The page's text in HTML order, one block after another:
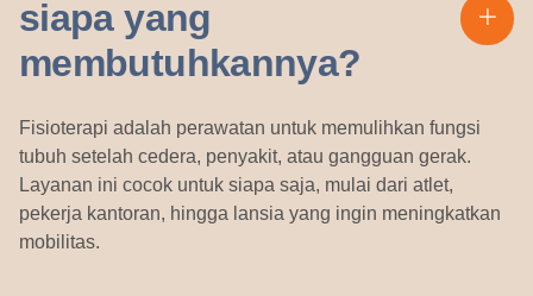
siapa yang
membutuhkannya?
Fisioterapi adalah perawatan untuk memulihkan fungsi
tubuh setelah cedera, penyakit, atau gangguan gerak.
Layanan ini cocok untuk siapa saja, mulai dari atlet,
pekerja kantoran, hingga lansia yang ingin meningkatkan
mobilitas.